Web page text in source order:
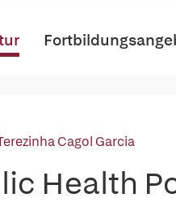
Cagol Garcia
Health